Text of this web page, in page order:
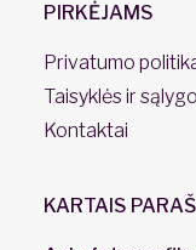
PIRKĖJAMS
Privatumo
Taisyklės ir
Kontaktai
KARTAIS